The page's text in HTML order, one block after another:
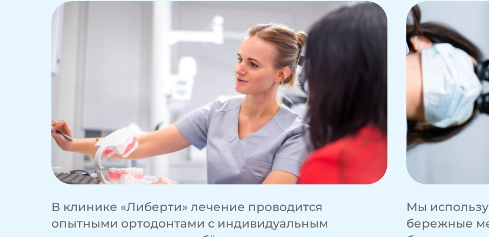
В клинике «Либерти» лечение проводится
опытными ортодонтами с индивидуальным
Мы
бережные